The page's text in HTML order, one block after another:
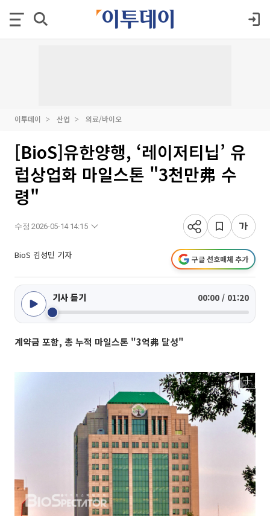
이투데이 산업 의료/바이오
[BioS]유한양행, ‘레이저티닙’ 유
럽상업화 마일스톤 "3천만弗 수
령"
수정 2026-05-14 14:15
BioS 김성민 기자 구글 선호매체 추가
기사 듣기 00:00 / 01:20
계약금 포함, 총 누적 마일스톤 "3억弗 달성"